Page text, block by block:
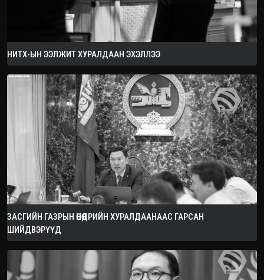
НИТХ-ЫН ЭЭЛЖИТ ХУРАЛДААН ЭХЭЛЛЭЭ
ЗАСГИЙН ГАЗРЫН ӨНӨӨДРИЙН ХУРАЛДААНААС ГАРСАН
ШИЙДВЭРҮҮД